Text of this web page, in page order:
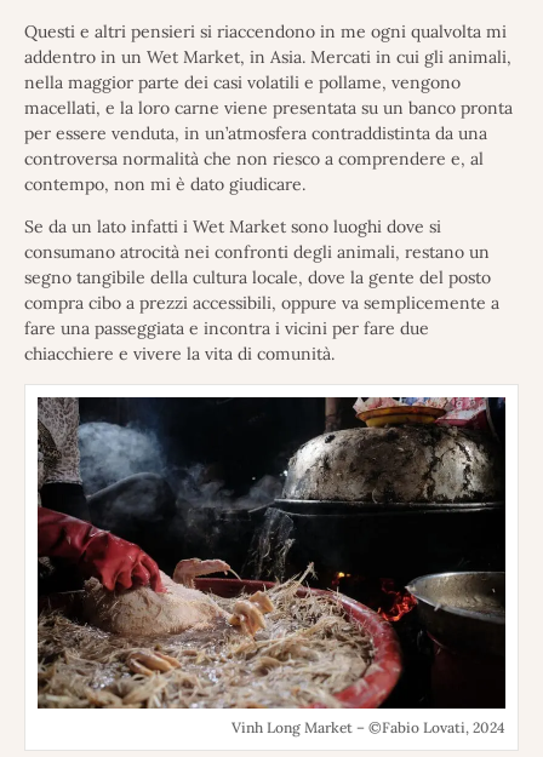
Questi e altri pensieri si riaccendono in me ogni qualvolta mi
addentro in un Wet Market, in Asia. Mercati in cui gli animali,
nella maggior parte dei casi volatili e pollame, vengono
macellati, e la loro carne viene presentata su un banco pronta
per essere venduta, in un’atmosfera contraddistinta da una
controversa normalità che non riesco a comprendere e, al
contempo, non mi è dato giudicare.
Se da un lato infatti i Wet Market sono luoghi dove si
consumano atrocità nei confronti degli animali, restano un
segno tangibile della cultura locale, dove la gente del posto
compra cibo a prezzi accessibili, oppure va semplicemente a
fare una passeggiata e incontra i vicini per fare due
chiacchiere e vivere la vita di comunità.
Vinh Long Market – ©Fabio Lovati, 2024